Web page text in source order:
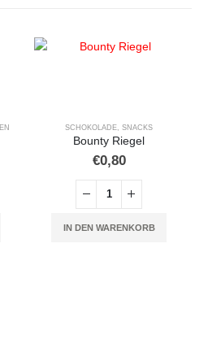
SCHOKOLADE, SNACKS
Bounty Riegel
€0,80
IN DEN WARENKORB